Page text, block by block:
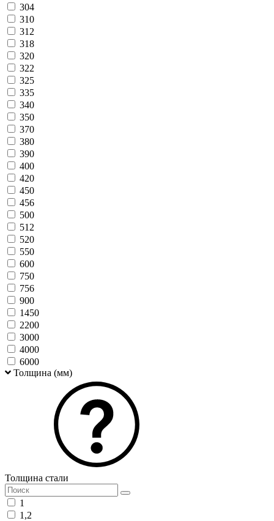
304
310
312
318
320
322
325
335
340
350
370
380
390
400
420
450
456
500
512
520
550
600
750
756
900
1450
2200
3000
4000
6000
Толщина (мм)
Толщина стали
1
1,2